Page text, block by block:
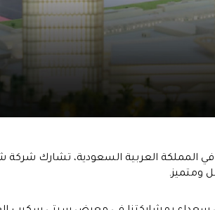
المملكة العربية السعودية، تشارك